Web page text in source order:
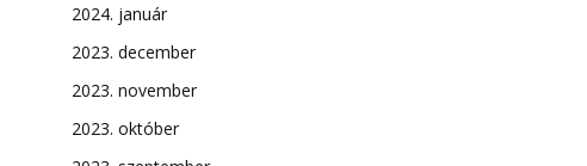
2024. január
2023. december
2023. november
2023. október